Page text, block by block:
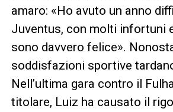
amaro: «Ho avuto un anno
Juventus, con molti infortuni
sono davvero felice».
soddisfazioni sportive
Nell’ultima gara contro il
titolare, Luiz ha causato il